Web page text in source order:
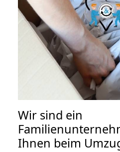
Wir sind ein
Ihnen beim